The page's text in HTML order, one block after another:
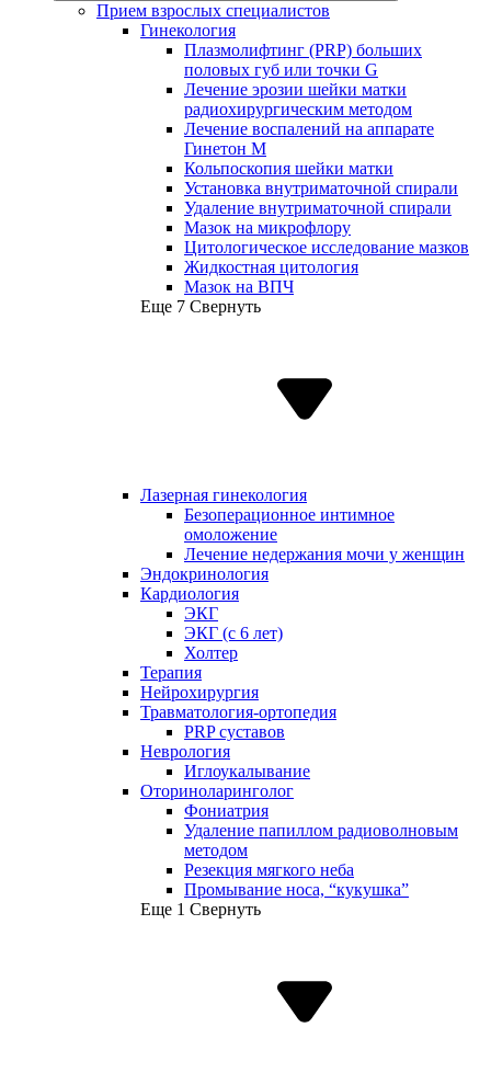
Прием взрослых специалистов
Гинекология
Плазмолифтинг (PRP) больших
половых губ или точки G
Лечение эрозии шейки матки
радиохирургическим методом
Лечение воспалений на аппарате
Гинетон М
Кольпоскопия шейки матки
Установка внутриматочной спирали
Удаление внутриматочной спирали
Мазок на микрофлору
Цитологическое исследование мазков
Жидкостная цитология
Мазок на ВПЧ
Еще 7 Свернуть
Лазерная гинекология
Безоперационное интимное
омоложение
Лечение недержания мочи у женщин
Эндокринология
Кардиология
ЭКГ
ЭКГ (с 6 лет)
Холтер
Терапия
Нейрохирургия
Травматология-ортопедия
PRP суставов
Неврология
Иглоукалывание
Оториноларинголог
Фониатрия
Удаление папиллом радиоволновым
методом
Резекция мягкого неба
Промывание носа, “кукушка”
Еще 1 Свернуть